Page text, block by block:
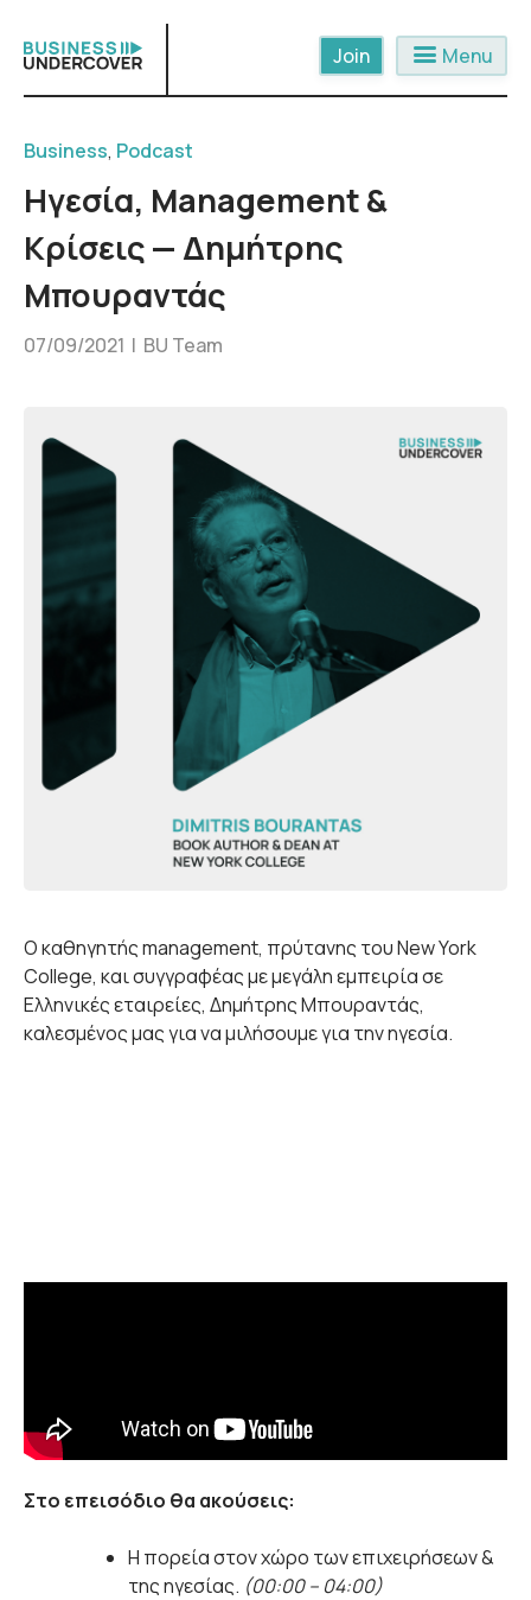
content
menu Menu
Business, Podcast
Ηγεσία, Management &
Κρίσεις — Δημήτρης
Μπουραντάς
07/09/2021 | BU Team
Ο καθηγητής management, πρύτανης του New York
College, και συγγραφέας με μεγάλη εμπειρία σε
Ελληνικές εταιρείες, Δημήτρης Μπουραντάς,
καλεσμένος μας για να μιλήσουμε για την ηγεσία.
Στο επεισόδιο θα ακούσεις:
Η πορεία στον χώρο των επιχειρήσεων &
της ηγεσίας. (00:00 – 04:00)